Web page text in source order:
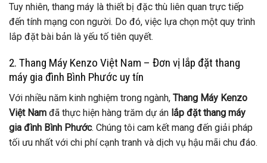
Tuy nhiên, thang máy là thiết bị đặc thù liên quan trực tiếp
đến tính mạng con người. Do đó, việc lựa chọn một quy trình
lắp đặt bài bản là yếu tố tiên quyết.
2. Thang Máy Kenzo Việt Nam – Đơn vị lắp đặt thang
máy gia đình Bình Phước uy tín
Với nhiều năm kinh nghiệm trong ngành, Thang Máy Kenzo
Việt Nam đã thực hiện hàng trăm dự án lắp đặt thang máy
gia đình Bình Phước. Chúng tôi cam kết mang đến giải pháp
tối ưu nhất với chi phí cạnh tranh và dịch vụ hậu mãi chu đáo.